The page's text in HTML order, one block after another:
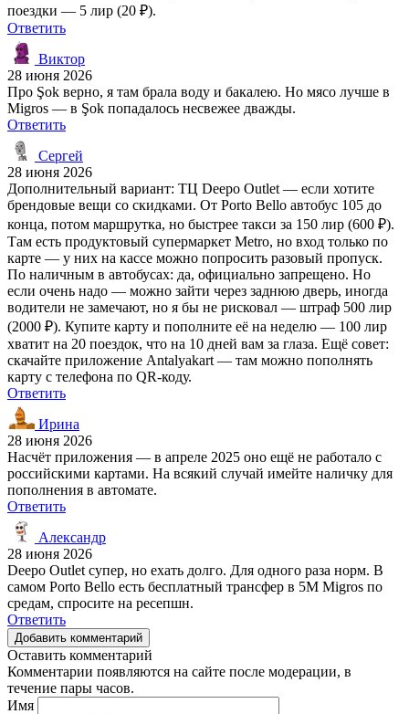
поездки — 5 лир (20 ₽).
Ответить
Виктор
28 июня 2026
Про Şok верно, я там брала воду и бакалею. Но мясо лучше в
Migros — в Şok попадалось несвежее дважды.
Ответить
Сергей
28 июня 2026
Дополнительный вариант: ТЦ Deepo Outlet — если хотите
брендовые вещи со скидками. От Porto Bello автобус 105 до
конца, потом маршрутка, но быстрее такси за 150 лир (600 ₽).
Там есть продуктовый супермаркет Metro, но вход только по
карте — у них на кассе можно попросить разовый пропуск.
По наличным в автобусах: да, официально запрещено. Но
если очень надо — можно зайти через заднюю дверь, иногда
водители не замечают, но я бы не рисковал — штраф 500 лир
(2000 ₽). Купите карту и пополните её на неделю — 100 лир
хватит на 20 поездок, что на 10 дней вам за глаза. Ещё совет:
скачайте приложение Antalyakart — там можно пополнять
карту с телефона по QR-коду.
Ответить
Ирина
28 июня 2026
Насчёт приложения — в апреле 2025 оно ещё не работало с
российскими картами. На всякий случай имейте наличку для
пополнения в автомате.
Ответить
Александр
28 июня 2026
Deepo Outlet супер, но ехать долго. Для одного раза норм. В
самом Porto Bello есть бесплатный трансфер в 5M Migros по
средам, спросите на ресепшн.
Ответить
Добавить комментарий
Оставить комментарий
Комментарии появляются на сайте после модерации, в
течение пары часов.
Имя